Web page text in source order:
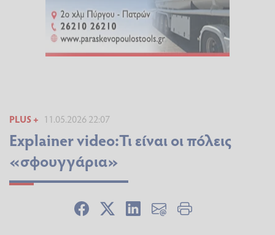
PLUS + 11.05.2026 22:07
Explainer video:Τι είναι οι πόλεις
«σφουγγάρια»